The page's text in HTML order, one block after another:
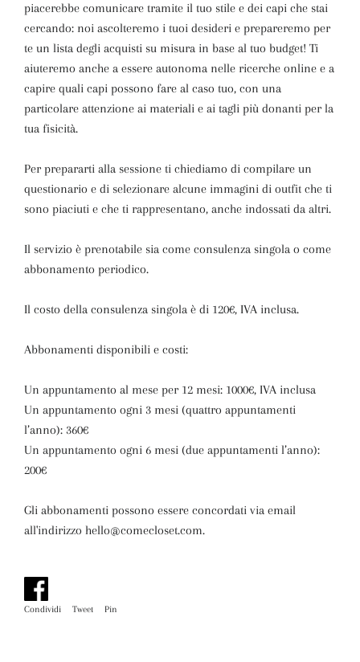
piacerebbe comunicare tramite il tuo stile e dei capi che stai
cercando: noi ascolteremo i tuoi desideri e prepareremo per
te un lista degli acquisti su misura in base al tuo budget! Ti
aiuteremo anche a essere autonoma nelle ricerche online e a
capire quali capi possono fare al caso tuo, con una
particolare attenzione ai materiali e ai tagli più donanti per la
tua fisicità.
Per prepararti alla sessione ti chiediamo di compilare un
questionario e di selezionare alcune immagini di outfit che ti
sono piaciuti e che ti rappresentano, anche indossati da altri.
Il servizio è prenotabile sia come consulenza singola o come
abbonamento periodico.
Il costo della consulenza singola è di 120€, IVA inclusa.
Abbonamenti disponibili e costi:
Un appuntamento al mese per 12 mesi: 1000€, IVA inclusa
Un appuntamento ogni 3 mesi (quattro appuntamenti
l’anno): 360€
Un appuntamento ogni 6 mesi (due appuntamenti l’anno):
200€
Gli abbonamenti possono essere concordati via email
all'indirizzo hello@comecloset.com.
Condividi
Condividi
Tweet
Twitta
Pin